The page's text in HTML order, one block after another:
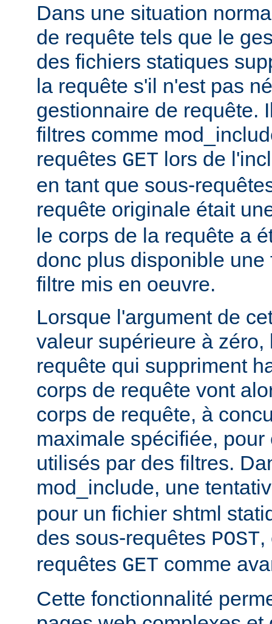
Dans une situation
de requête tels que le
des fichiers statiques
la requête s'il n'est pas
gestionnaire de requête.
filtres comme
requêtes GET lors de
en tant que sous-
requête originale était
le corps de la requête a
donc plus disponible
filtre mis en oeuvre.
Lorsque l'argument de
valeur supérieure à
requête qui suppriment
corps de requête vont
corps de requête, à
maximale spécifiée,
utilisés par des filtres.
mod_include, une
pour un fichier shtml
des sous-requêtes POST,
requêtes GET comme
Cette fonctionnalité